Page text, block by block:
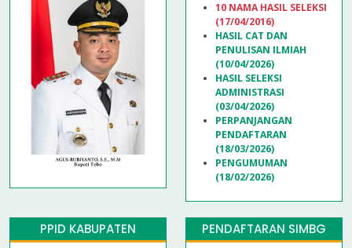
10 NAMA HASIL SELEKSI
(17/04/2016)
HASIL CAT DAN
PENULISAN ILMIAH
(10/04/2026)
HASIL SELEKSI
ADMINISTRASI
(03/04/2026)
PERPANJANGAN
PENDAFTARAN
(18/03/2026)
PENGUMUMAN
(18/02/2026)
PPID KABUPATEN PENDAFTARAN SIMBG